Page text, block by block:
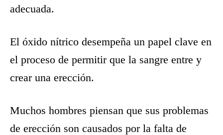
adecuada.
El óxido nítrico desempeña un papel clave en
el proceso de permitir que la sangre entre y
crear una erección.
Muchos hombres piensan que sus problemas
de erección son causados por la falta de